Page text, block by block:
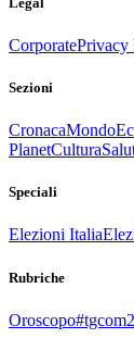
CorporatePrivacy
Sezioni
CronacaMondo
PlanetCultura
Speciali
Elezioni Italia
Rubriche
Oroscopo